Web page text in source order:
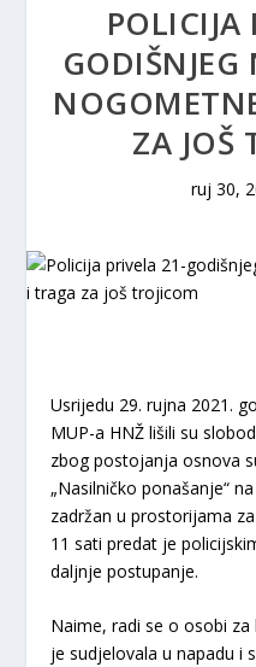
POLICIJA
ZA JOŠ
ruj 30,
Usrijedu 29. rujna 2021.
MUP-a HNŽ lišili su
zbog postojanja osnova
„Nasilničko ponašanje“
zadržan u prostorijama
11 sati predat je
daljnje postupanje.
Naime, radi se o osobi
je sudjelovala u napadu i